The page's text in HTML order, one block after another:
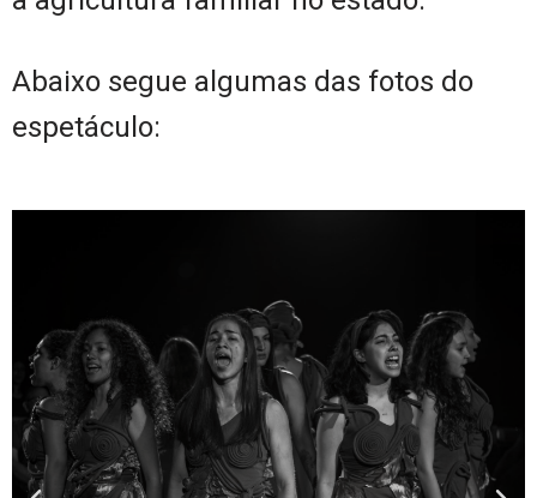
Abaixo segue algumas das fotos do
espetáculo: